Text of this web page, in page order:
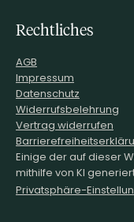
Rechtliches
AGB
Impressum
Datenschutz
Widerrufsbelehrung
Vertrag widerrufen
Einige der auf dieser
mithilfe von KI
Privatsphäre-